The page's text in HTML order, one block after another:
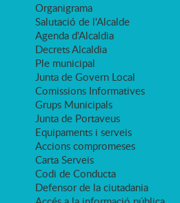
Organigrama
Salutació de l'Alcalde
Agenda d'Alcaldia
Decrets Alcaldia
Ple municipal
Junta de Govern Local
Comissions Informatives
Grups Municipals
Junta de Portaveus
Equipaments i serveis
Accions compromeses
Carta Serveis
Codi de Conducta
Defensor de la ciutadania